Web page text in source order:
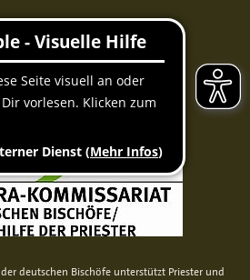
deutschen Bischöfe unterstützt Priester und